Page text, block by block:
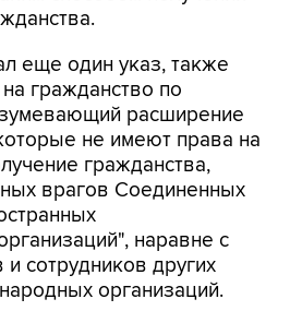
еще один указ, также
гражданство по
расширение
не имеют права на
гражданства,
врагов Соединенных
наравне с
сотрудников других
организаций.